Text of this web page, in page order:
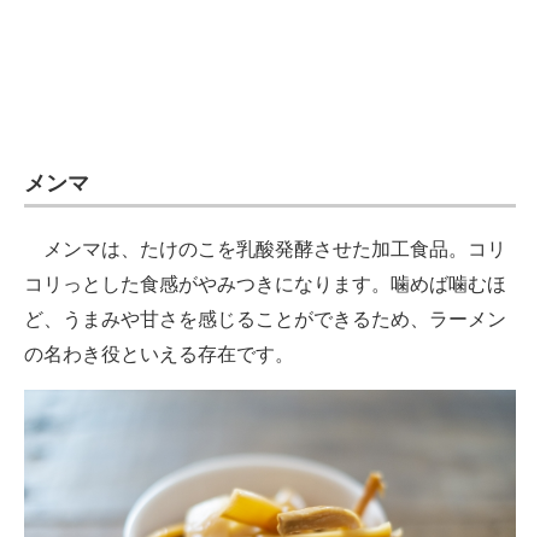
メンマ
メンマは、たけのこを乳酸発酵させた加工食品。コリ
コリっとした食感がやみつきになります。噛めば噛むほ
ど、うまみや甘さを感じることができるため、ラーメン
の名わき役といえる存在です。